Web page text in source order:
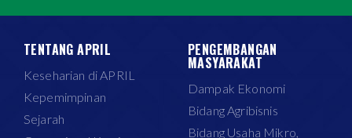
TENTANG APRIL
Keseharian di APRIL
Kepemimpinan
Sejarah
PENGEMBANGAN
MASYARAKAT
Dampak Ekonomi
Bidang Agribisnis
Bidang Usaha Mikro,